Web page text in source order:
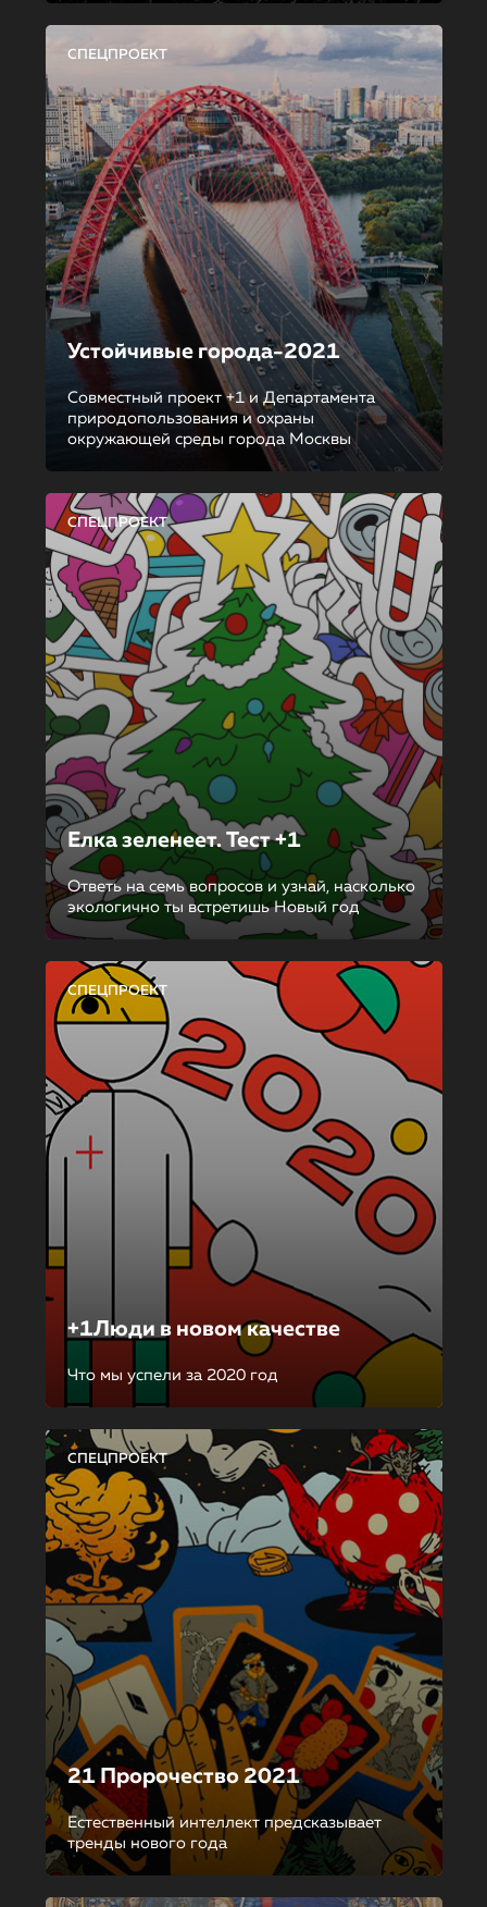
СПЕЦПРОЕКТ
Устойчивые города-2021
Совместный проект +1 и Департамента
природопользования и охраны
окружающей среды города Москвы
СПЕЦПРОЕКТ
Елка зеленеет. Тест +1
Ответь на семь вопросов и узнай, насколько
экологично ты встретишь Новый год
СПЕЦПРОЕКТ
+1Люди в новом качестве
Что мы успели за 2020 год
СПЕЦПРОЕКТ
21 Пророчество 2021
Естественный интеллект предсказывает
тренды нового года